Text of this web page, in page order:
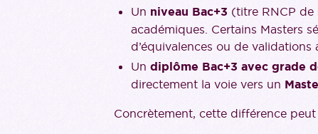
Un niveau Bac+3 (titre RNCP de
académiques. Certains Masters
d’équivalences ou de validations
Un diplôme Bac+3 avec grade
directement la voie vers un
Concrètement, cette différence